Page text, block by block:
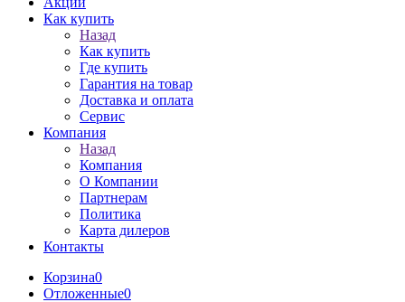
Как купить
Назад
Как купить
Где купить
Гарантия на товар
Доставка и оплата
Сервис
Компания
Назад
Компания
О Компании
Партнерам
Политика
Карта дилеров
Контакты
Корзина0
Отложенные0